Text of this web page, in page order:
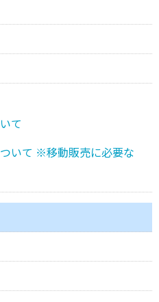
て
いて ※移動販売に必要な